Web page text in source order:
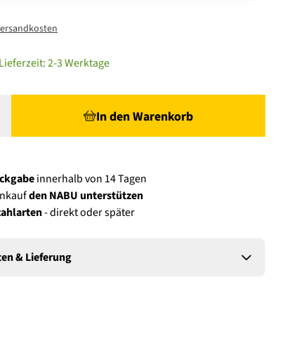
Lieferzeit: 2-3 Werktage
In den Warenkorb
innerhalb von 14 Tagen
den NABU unterstützen
- direkt oder später
& Lieferung